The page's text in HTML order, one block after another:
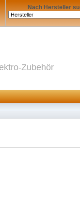
Nach Hersteller
Zubehör